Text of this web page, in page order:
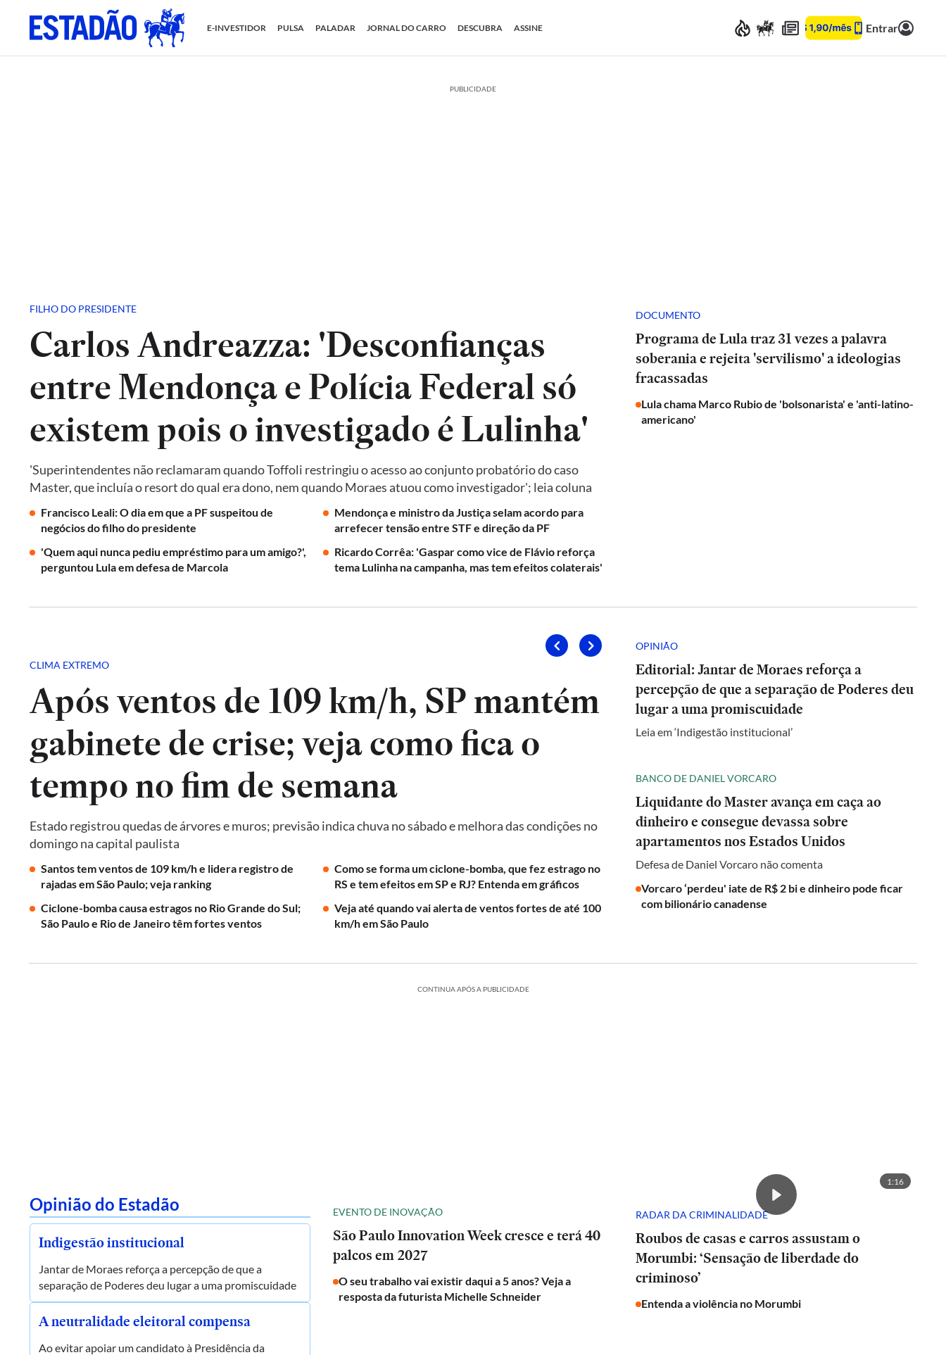
E-INVESTIDOR PULSA PALADAR JORNAL DO CARRO DESCUBRA ASSINE Entrar
PUBLICIDADE
FILHO DO PRESIDENTE
Carlos Andreazza: 'Desconfianças
entre Mendonça e Polícia Federal só
existem pois o investigado é Lulinha'
'Superintendentes não reclamaram quando Toffoli restringiu o acesso ao conjunto probatório do caso
Master, que incluía o resort do qual era dono, nem quando Moraes atuou como investigador'; leia coluna
Francisco Leali: O dia em que a PF suspeitou de
negócios do filho do presidente
Mendonça e ministro da Justiça selam acordo para
arrefecer tensão entre STF e direção da PF
'Quem aqui nunca pediu empréstimo para um amigo?',
perguntou Lula em defesa de Marcola
Ricardo Corrêa: 'Gaspar como vice de Flávio reforça
tema Lulinha na campanha, mas tem efeitos colaterais'
DOCUMENTO
Programa de Lula traz 31 vezes a palavra
soberania e rejeita 'servilismo' a ideologias
fracassadas
Lula chama Marco Rubio de 'bolsonarista' e 'anti-latino-
americano'
CLIMA EXTREMO
Após ventos de 109 km/h, SP mantém
gabinete de crise; veja como fica o
tempo no fim de semana
Estado registrou quedas de árvores e muros; previsão indica chuva no sábado e melhora das condições no
domingo na capital paulista
Santos tem ventos de 109 km/h e lidera registro de
rajadas em São Paulo; veja ranking
Como se forma um ciclone-bomba, que fez estrago no
RS e tem efeitos em SP e RJ? Entenda em gráficos
Ciclone-bomba causa estragos no Rio Grande do Sul;
São Paulo e Rio de Janeiro têm fortes ventos
Veja até quando vai alerta de ventos fortes de até 100
km/h em São Paulo
OPINIÃO
Editorial: Jantar de Moraes reforça a
percepção de que a separação de Poderes deu
lugar a uma promiscuidade
Leia em ‘Indigestão institucional’
BANCO DE DANIEL VORCARO
Liquidante do Master avança em caça ao
dinheiro e consegue devassa sobre
apartamentos nos Estados Unidos
Defesa de Daniel Vorcaro não comenta
Vorcaro ‘perdeu' iate de R$ 2 bi e dinheiro pode ficar
com bilionário canadense
CONTINUA APÓS A PUBLICIDADE
Opinião do Estadão
Indigestão institucional
Jantar de Moraes reforça a percepção de que a
separação de Poderes deu lugar a uma promiscuidade
A neutralidade eleitoral compensa
Ao evitar apoiar um candidato à Presidência da
EVENTO DE INOVAÇÃO
São Paulo Innovation Week cresce e terá 40
palcos em 2027
O seu trabalho vai existir daqui a 5 anos? Veja a
resposta da futurista Michelle Schneider
1:16
RADAR DA CRIMINALIDADE
Roubos de casas e carros assustam o
Morumbi: ‘Sensação de liberdade do
criminoso’
Entenda a violência no Morumbi